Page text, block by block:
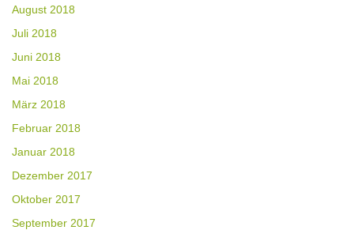
August 2018
Juli 2018
Juni 2018
Mai 2018
März 2018
Februar 2018
Januar 2018
Dezember 2017
Oktober 2017
September 2017